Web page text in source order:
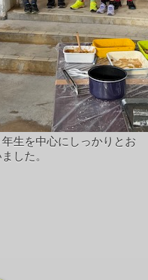
生を中心にしっかりとお
した。